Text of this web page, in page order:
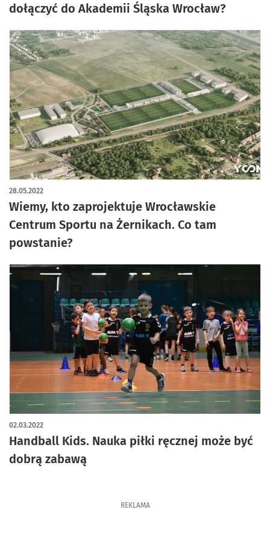
dołączyć do Akademii Śląska Wrocław?
Wiemy, kto zaprojektuje Wrocławskie
Centrum Sportu na Żernikach. Co tam
powstanie?
28.05.2022
Handball Kids. Nauka piłki ręcznej może być
dobrą zabawą
02.03.2022
REKLAMA